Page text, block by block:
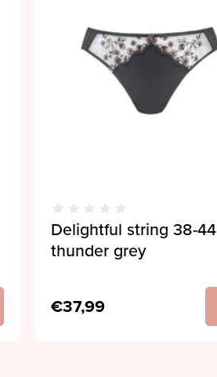
Delightful string 38-44
thunder grey
€37,99